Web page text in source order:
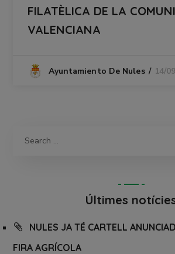
FILATÈLICA DE LA
VALENCIANA
Ayuntamiento De Nules 14/
Últimes
NULES JA TÉ CARTELL
FIRA AGRÍCOLA